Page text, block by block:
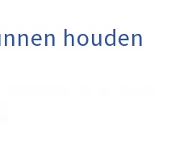
houden